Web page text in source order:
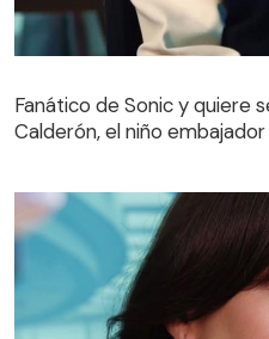
Calderón, el niño
Fanático de Sonic y quiere
Calderón, el niño